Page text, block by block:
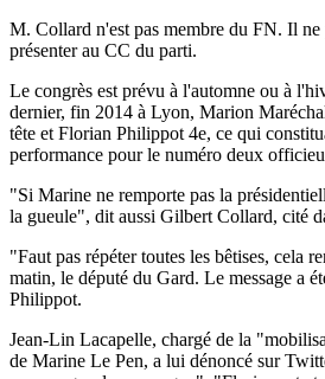
M. Collard n'est pas membre du FN. Il ne
présenter au CC du parti.
Le congrès est prévu à l'automne ou à
dernier, fin 2014 à Lyon, Marion
tête et Florian Philippot 4e, ce qui
performance pour le numéro deux
"Si Marine ne remporte pas la
la gueule", dit aussi Gilbert Collard, cité
"Faut pas répéter toutes les bêtises, cela
matin, le député du Gard. Le message a
Philippot.
Jean-Lin Lacapelle, chargé de la
de Marine Le Pen, a lui dénoncé sur